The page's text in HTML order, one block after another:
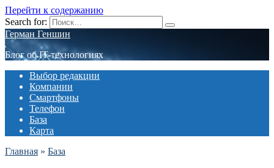
Перейти к содержанию
Search for:
Герман Геншин
Блог об IT-технологиях
Выбор редакции
Компании
Смартфоны
Телефон
База
Карта
Главная » База